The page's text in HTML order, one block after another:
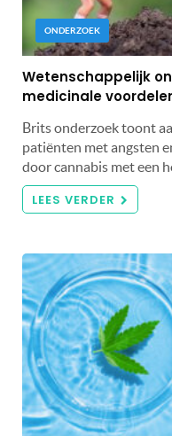
ONDERZOEK
Wetenschappelijk
medicinale
Brits onderzoek toont
patiënten met angsten
door cannabis met een
LEES VERDER